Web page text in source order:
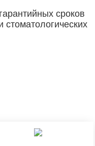
сроков
стоматологических